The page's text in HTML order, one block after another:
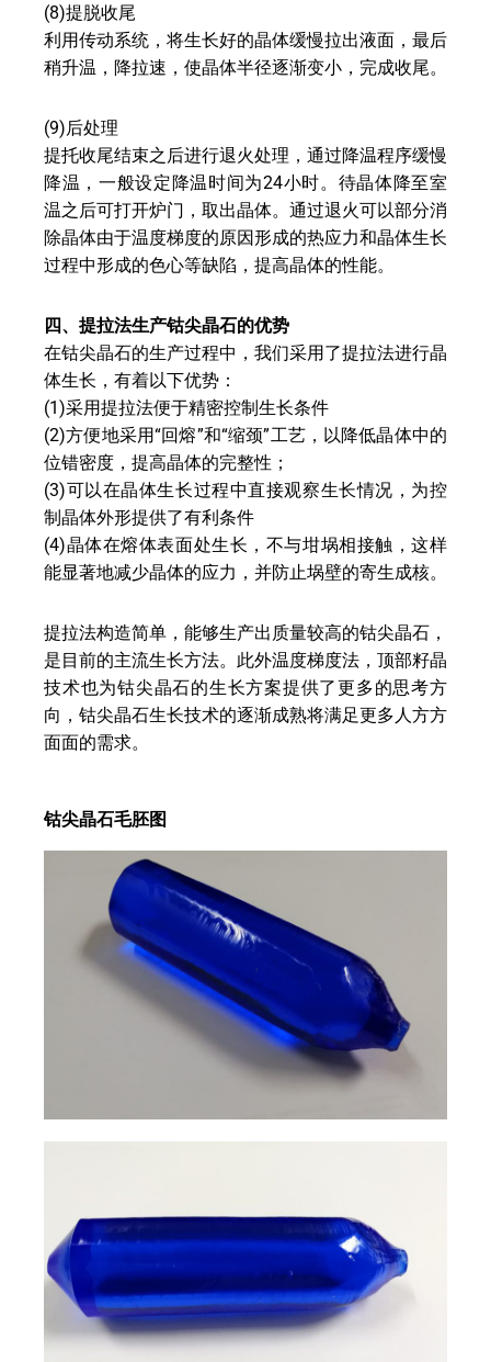
(8)提脱收尾
利用传动系统，将生长好的晶体缓慢拉出液面，最后
稍升温，降拉速，使晶体半径逐渐变小，完成收尾。
(9)后处理
提托收尾结束之后进行退火处理，通过降温程序缓慢
降温，一般设定降温时间为24小时。待晶体降至室
温之后可打开炉门，取出晶体。通过退火可以部分消
除晶体由于温度梯度的原因形成的热应力和晶体生长
过程中形成的色心等缺陷，提高晶体的性能。
四、提拉法生产钴尖晶石的优势
在钴尖晶石的生产过程中，我们采用了提拉法进行晶
体生长，有着以下优势：
(1)采用提拉法便于精密控制生长条件
(2)方便地采用“回熔”和“缩颈”工艺，以降低晶体中的
位错密度，提高晶体的完整性；
(3)可以在晶体生长过程中直接观察生长情况，为控
制晶体外形提供了有利条件
(4)晶体在熔体表面处生长，不与坩埚相接触，这样
能显著地减少晶体的应力，并防止埚壁的寄生成核。
提拉法构造简单，能够生产出质量较高的钴尖晶石，
是目前的主流生长方法。此外温度梯度法，顶部籽晶
技术也为钴尖晶石的生长方案提供了更多的思考方
向，钴尖晶石生长技术的逐渐成熟将满足更多人方方
面面的需求。
钴尖晶石毛胚图